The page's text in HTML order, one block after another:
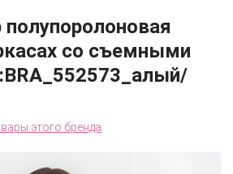
полупоролоновая
со съемными
этого бренда